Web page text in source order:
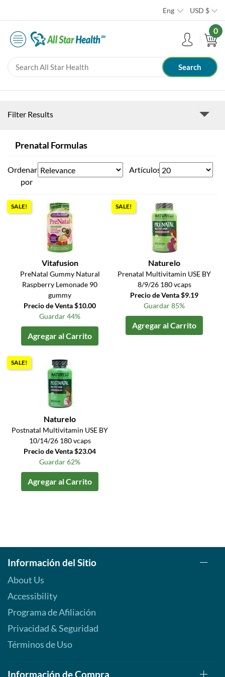
Eng USD $
0
Filter Results
Prenatal Formulas
Ordenar
por
Artículos
SALE!
Vitafusion
PreNatal Gummy Natural
Raspberry Lemonade 90
gummy
Precio de Venta $10.00
Guardar 44%
Agregar al Carrito
SALE!
Naturelo
Prenatal Multivitamin USE BY
8/9/26 180 vcaps
Precio de Venta $9.19
Guardar 85%
Agregar al Carrito
SALE!
Naturelo
Postnatal Multivitamin USE BY
10/14/26 180 vcaps
Precio de Venta $23.04
Guardar 62%
Agregar al Carrito
Información del Sitio
About Us
Accessibility
Programa de Afiliación
Privacidad & Seguridad
Términos de Uso
Información de Compra